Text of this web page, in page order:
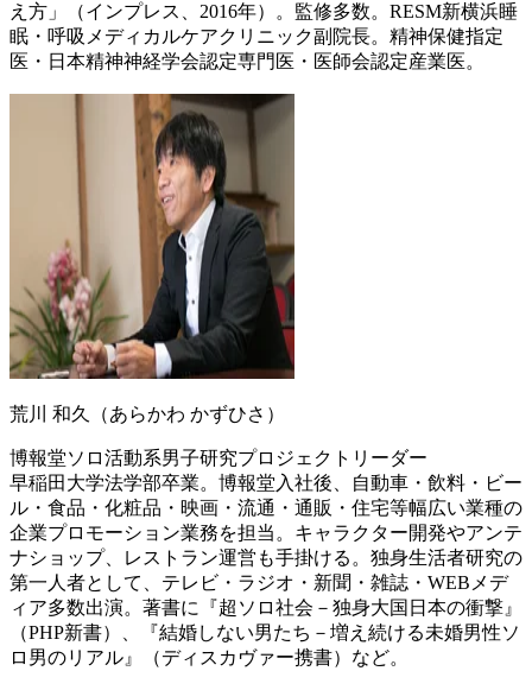
え方」（インプレス、2016年）。監修多数。RESM新横浜睡
眠・呼吸メディカルケアクリニック副院長。精神保健指定
医・日本精神神経学会認定専門医・医師会認定産業医。
荒川 和久（あらかわ かずひさ）
博報堂ソロ活動系男子研究プロジェクトリーダー
早稲田大学法学部卒業。博報堂入社後、自動車・飲料・ビー
ル・食品・化粧品・映画・流通・通販・住宅等幅広い業種の
企業プロモーション業務を担当。キャラクター開発やアンテ
ナショップ、レストラン運営も手掛ける。独身生活者研究の
第一人者として、テレビ・ラジオ・新聞・雑誌・WEBメデ
ィア多数出演。著書に『超ソロ社会－独身大国日本の衝撃』
（PHP新書）、『結婚しない男たち－増え続ける未婚男性ソ
ロ男のリアル』（ディスカヴァー携書）など。